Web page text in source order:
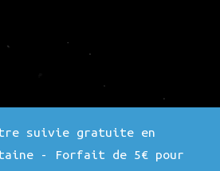
suivie gratuite en
- Forfait de 5€ pour